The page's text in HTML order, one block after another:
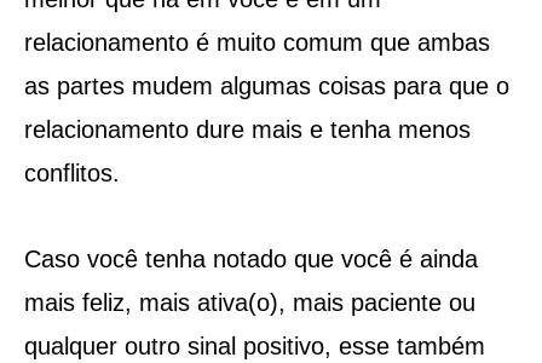
relacionamento é muito comum que ambas
as partes mudem algumas coisas para que o
relacionamento dure mais e tenha menos
conflitos.
Caso você tenha notado que você é ainda
mais feliz, mais ativa(o), mais paciente ou
qualquer outro sinal positivo, esse também